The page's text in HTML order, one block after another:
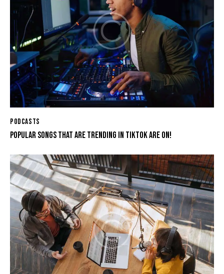
PODCASTS
POPULAR SONGS THAT ARE TRENDING IN TIKTOK ARE ON!